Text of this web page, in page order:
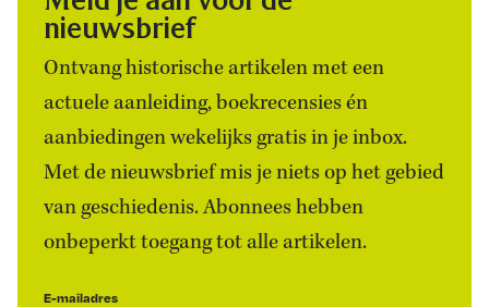
nieuwsbrief
Ontvang historische artikelen met een
actuele aanleiding, boekrecensies én
aanbiedingen wekelijks gratis in je inbox.
Met de nieuwsbrief mis je niets op het gebied
van geschiedenis. Abonnees hebben
onbeperkt toegang tot alle artikelen.
E-mailadres